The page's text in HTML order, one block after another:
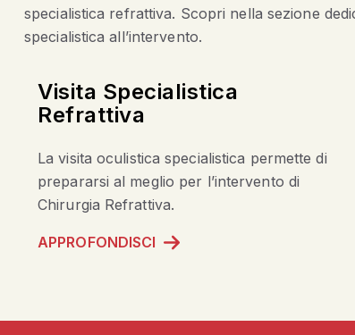
specialistica refrattiva. Scopri nella sezione
specialistica all’intervento.
Visita Specialistica
Refrattiva
Lavisita oculistica specialistica permette di
prepararsi al meglio per l’intervento di
Chirurgia Refrattiva.
APPROFONDISCI